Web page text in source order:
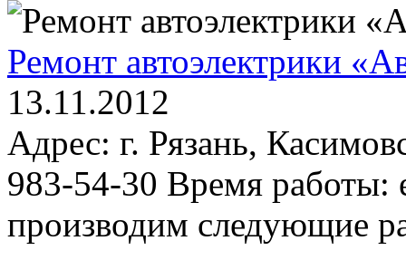
Ремонт автоэлектрики
13.11.2012
Адрес: г. Рязань,
983-54-30 Время
производим следующие